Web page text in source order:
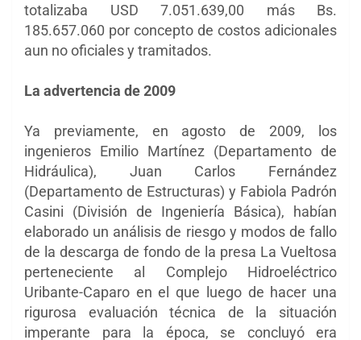
totalizaba USD 7.051.639,00 más Bs.
185.657.060 por concepto de costos adicionales
aun no oficiales y tramitados.
La advertencia de 2009
Ya previamente, en agosto de 2009, los
ingenieros Emilio Martínez (Departamento de
Hidráulica), Juan Carlos Fernández
(Departamento de Estructuras) y Fabiola Padrón
Casini (División de Ingeniería Básica), habían
elaborado un análisis de riesgo y modos de fallo
de la descarga de fondo de la presa La Vueltosa
perteneciente al Complejo Hidroeléctrico
Uribante-Caparo en el que luego de hacer una
rigurosa evaluación técnica de la situación
imperante para la época, se concluyó era